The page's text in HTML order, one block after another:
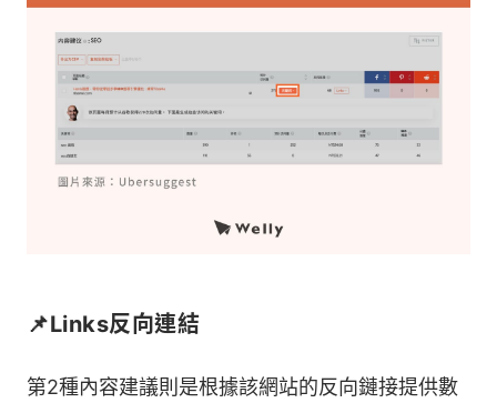
📌Links反向連結
第2種內容建議則是根據該網站的反向鏈接提供數